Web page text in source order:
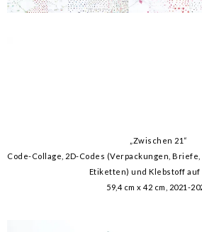
„Zwischen 21“
Code-Collage, 2D-Codes (Verpackungen, Briefe,
Etiketten) und Klebstoff auf
59,4 cm x 42 cm, 2021-